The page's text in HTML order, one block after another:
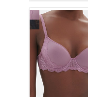
SIMONE PÉRÈLE